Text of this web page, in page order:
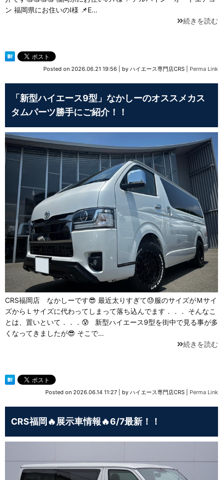
ン 福岡県にお住いのI様 📌E…
続きを読む
Posted on 2026.06.21 19:56 by ハイエース専門店CRS Perma Link
「新型ハイエース9型」なかしーのオススメカス
タムパーツ勝手にご紹介！！
CRS福岡店 なかしーです😎 最近太りすぎて😓服のサイズがＭサイ
ズからＬサイズに代わってしまって落ち込んでます．．． そんなこ
とは、置いといて．．．😰 新型ハイエース9型を街中で見る事が多
くなってきましたが😎 そこで…
続きを読む
Posted on 2026.06.14 11:27 by ハイエース専門店CRS Perma Link
CRS福岡🔥展示車情報🔥6/7最新！！